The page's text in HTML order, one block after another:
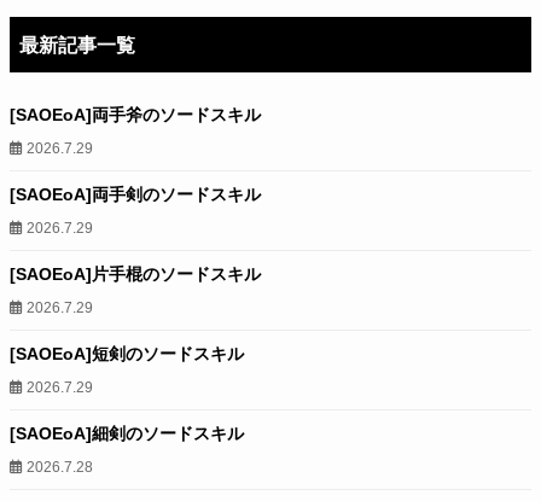
最新記事一覧
[SAOEoA]両手斧のソードスキル
2026.7.29
[SAOEoA]両手剣のソードスキル
2026.7.29
[SAOEoA]片手棍のソードスキル
2026.7.29
[SAOEoA]短剣のソードスキル
2026.7.29
[SAOEoA]細剣のソードスキル
2026.7.28